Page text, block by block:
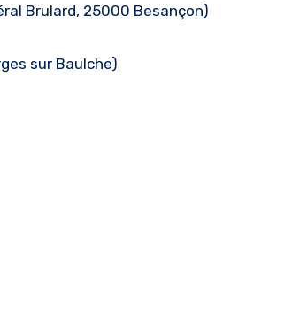
Brulard, 25000 Besançon)
sur Baulche)